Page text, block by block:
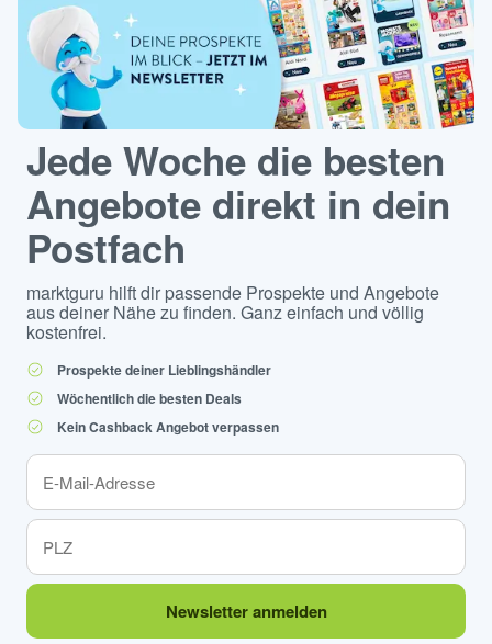
Jede Woche die besten
Angebote direkt in dein
Postfach
marktguru hilft dir passende Prospekte und Angebote
aus deiner Nähe zu finden. Ganz einfach und völlig
kostenfrei.
Prospekte deiner Lieblingshändler
Wöchentlich die besten Deals
Kein Cashback Angebot verpassen
Newsletter anmelden